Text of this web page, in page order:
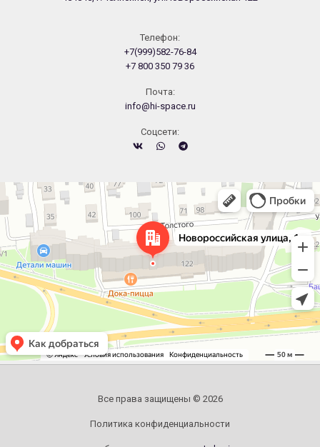
Телефон:
+7(999)582-76-84
+7 800 350 79 36
Почта:
info@hi-space.ru
Cоцсети:
Челябинск
Новороссийская улица, 122 — Яндекс.Карты
Все права защищены © 2026
Политика конфиденциальности